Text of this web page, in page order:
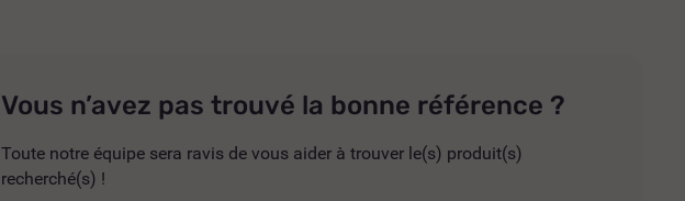
Vous n’avez pas trouvé la bonne référence ?
Toute notre équipe sera ravis de vous aider à trouver le(s) produit(s)
recherché(s) !